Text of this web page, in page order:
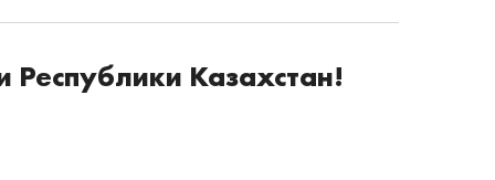
Республики Казахстан!